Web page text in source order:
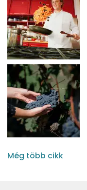
Még több cikk